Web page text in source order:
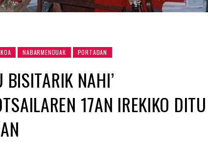
NABARMENDUAK PORTADAN
BISITARIK NAHI’
17AN IREKIKO DITU